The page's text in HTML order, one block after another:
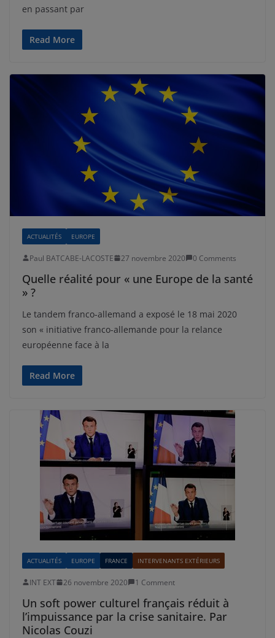
en passant par
Read More
ACTUALITÉS EUROPE
Paul BATCABE-LACOSTE 27 novembre 2020 0 Comments
Quelle réalité pour « une Europe de la santé
» ?
Le tandem franco-allemand a exposé le 18 mai 2020
son « initiative franco-allemande pour la relance
européenne face à la
Read More
ACTUALITÉS EUROPE FRANCE INTERVENANTS EXTÉRIEURS
INT EXT 26 novembre 2020 1 Comment
Un soft power culturel français réduit à
l’impuissance par la crise sanitaire. Par
Nicolas Couzi